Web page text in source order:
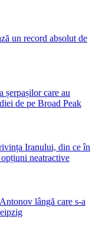
un record absolut de
care au
de pe Broad Peak
Iranului, din ce în
neatractive
lângă care s-a